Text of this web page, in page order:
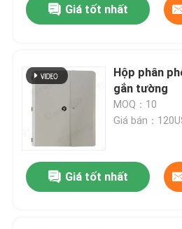
Giá tốt nhất
Hộp phân
gắn tường
MOQ：10
Giá bán：
Giá tốt nhất